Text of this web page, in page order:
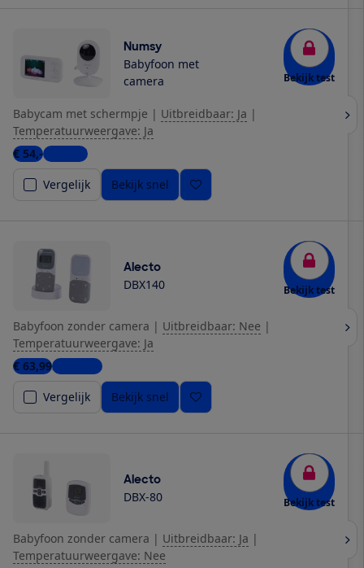
Numsy
Babyfoon met
camera
Bekijk test
Babycam met schermpje | Uitbreidbaar: Ja |
Temperatuurweergave: Ja
€ 54,-1 winkel
Vergelijk
Bekijk snel
Alecto
DBX140 Bekijk test
Babyfoon zonder camera | Uitbreidbaar: Nee |
Temperatuurweergave: Ja
€ 63,992 winkels
Vergelijk
Bekijk snel
Alecto
DBX-80 Bekijk test
Babyfoon zonder camera | Uitbreidbaar: Ja |
Temperatuurweergave: Nee